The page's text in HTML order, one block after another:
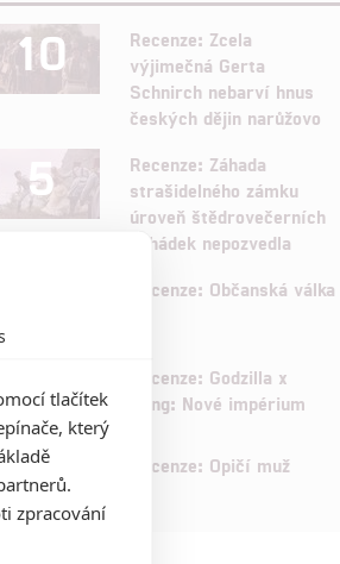
10
Recenze: Zcela
výjimečná Gerta
Schnirch nebarví hnus
českých dějin narůžovo
5
Recenze: Záhada
strašidelného zámku
úroveň štědrovečerních
pohádek nepozvedla
Recenze: Občanská válka
6
Recenze: Godzilla x
Kong: Nové impérium
8 Recenze: Opičí muž
tlačítek
který
zpracování